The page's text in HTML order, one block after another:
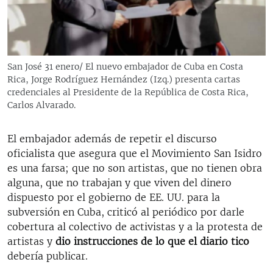
San José 31 enero/ El nuevo embajador de Cuba en Costa
Rica, Jorge Rodríguez Hernández (Izq.) presenta cartas
credenciales al Presidente de la República de Costa Rica,
Carlos Alvarado.
El embajador además de repetir el discurso
oficialista que asegura que el Movimiento San Isidro
es una farsa; que no son artistas, que no tienen obra
alguna, que no trabajan y que viven del dinero
dispuesto por el gobierno de EE. UU. para la
subversión en Cuba, criticó al periódico por darle
cobertura al colectivo de activistas y a la protesta de
artistas y dio instrucciones de lo que el diario tico
debería publicar.